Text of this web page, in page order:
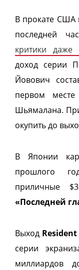
В прокате США
последней
критики даже
доход серии
Йовович
первом месте
Шьямалана.
окупить до
В Японии
прошлого
приличные
«Последней
Выход
серии
миллиардов